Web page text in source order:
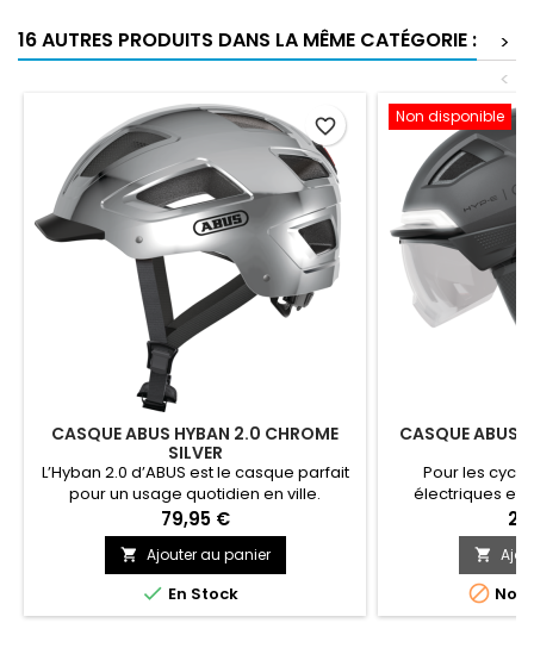
16 AUTRES PRODUITS DANS LA MÊME CATÉGORIE :
>
<
CASQUE ABUS HYBAN 2.0 CHROME
SILVER
L’Hyban 2.0 d’ABUS est le casque parfait
pour un usage quotidien en ville.
79,95 €
 Ajouter au panier
 En Stock
favorite_border Non disponible
CASQUE ABUS
Pour les
électriques et
veulent pas
sécurité et de
Dans la
protections

